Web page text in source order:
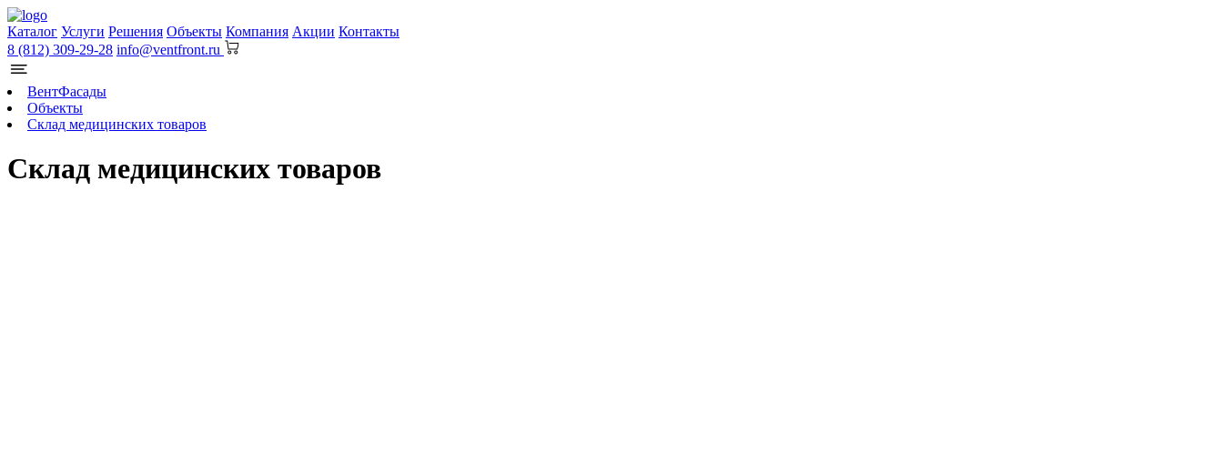
Каталог Услуги Решения Объекты Компания Акции Контакты
8 (812) 309-29-28 info@ventfront.ru
ВентФасады
Объекты
Склад медицинских товаров
Склад медицинских товаров